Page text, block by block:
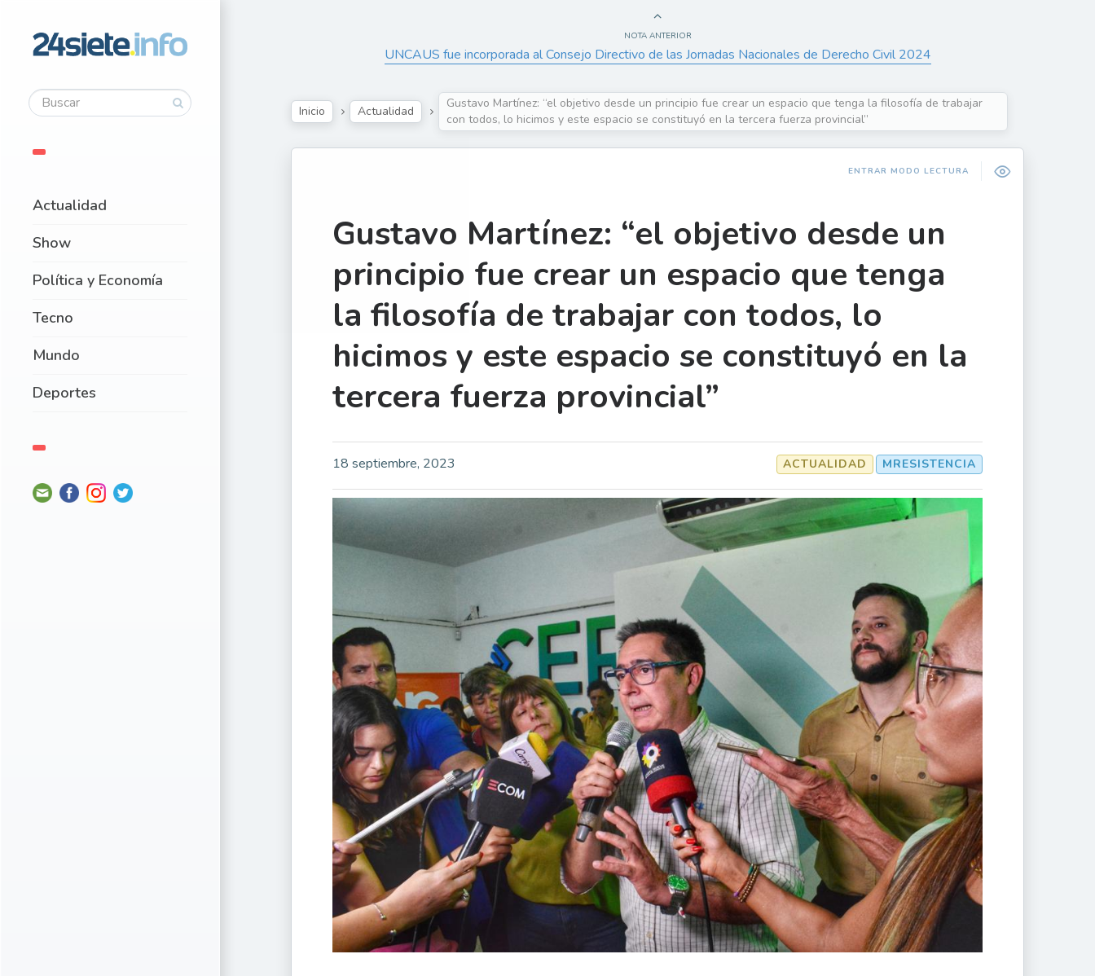
Actualidad
Show
Política y Economía
Tecno
Mundo
Deportes
NOTA ANTERIOR
UNCAUS fue incorporada al Consejo Directivo de las Jornadas Nacionales de Derecho Civil 2024
Inicio Actualidad
Gustavo Martínez: “el objetivo desde un principio fue crear un espacio que tenga la filosofía de trabajar
con todos, lo hicimos y este espacio se constituyó en la tercera fuerza provincial”
ENTRAR MODO LECTURA
Gustavo Martínez: “el objetivo desde un
principio fue crear un espacio que tenga
la filosofía de trabajar con todos, lo
hicimos y este espacio se constituyó en la
tercera fuerza provincial”
18 septiembre, 2023 MRESISTENCIA
ACTUALIDAD